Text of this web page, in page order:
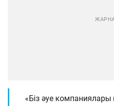
«Біз әуе